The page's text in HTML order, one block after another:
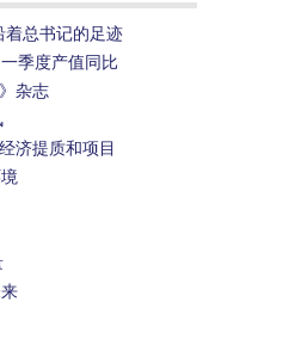
着总书记的足迹
市“八八战
仪式
季度产值同比
杂志
济提质和项目